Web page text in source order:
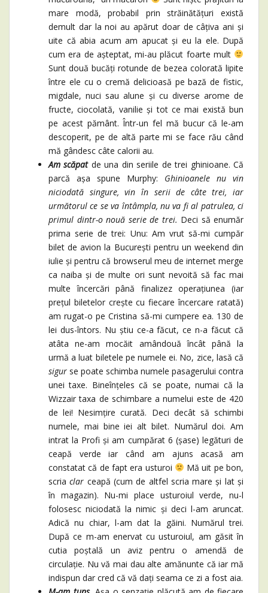
mare modă, probabil prin străinătățuri există
demult dar la noi au apărut doar de câțiva ani și
uite că abia acum am apucat și eu la ele. După
cum era de așteptat, mi-au plăcut foarte mult
Sunt două bucăți rotunde de bezea colorată lipite
între ele cu o cremă delicioasă pe bază de fistic,
migdale, nuci sau alune și cu diverse arome de
fructe, ciocolată, vanilie și tot ce mai există bun
pe acest pământ. Într-un fel mă bucur că le-am
descoperit, pe de altă parte mi se face rău când
mă gândesc câte calorii au.
Am scăpat de una din seriile de trei ghinioane. Că
parcă așa spune Murphy: Ghinioanele nu vin
niciodată singure, vin în serii de câte trei, iar
următorul ce se va întâmpla, nu va fi al patrulea, ci
primul dintr-o nouă serie de trei. Deci să enumăr
prima serie de trei: Unu: Am vrut să-mi cumpăr
bilet de avion la București pentru un weekend din
iulie și pentru că browserul meu de internet merge
ca naiba și de multe ori sunt nevoită să fac mai
multe încercări până finalizez operațiunea (iar
prețul biletelor crește cu fiecare încercare ratată)
am rugat-o pe Cristina să-mi cumpere ea. 130 de
lei dus-întors. Nu știu ce-a făcut, ce n-a făcut că
atâta ne-am mocăit amândouă încât până la
urmă a luat biletele pe numele ei. No, zice, lasă că
sigur se poate schimba numele pasagerului contra
unei taxe. Bineînțeles că se poate, numai că la
Wizzair taxa de schimbare a numelui este de 420
de lei! Nesimțire curată. Deci decât să schimbi
numele, mai bine iei alt bilet. Numărul doi. Am
intrat la Profi și am cumpărat 6 (șase) legături de
ceapă verde iar când am ajuns acasă am
constatat că de fapt era usturoi
Mă uit pe bon,
scriaclar ceapă (cum de altfel scria mare și lat și
în magazin). Nu-mi place usturoiul verde, nu-l
folosesc niciodată la nimic și deci l-am aruncat.
Adică nu chiar, l-am dat la găini. Numărul trei.
După ce m-am enervat cu usturoiul, am găsit în
cutia poștală un aviz pentru o amendă de
circulație. Nu vă mai dau alte amănunte că iar mă
indispun dar cred că vă dați seama ce zi a fost aia.